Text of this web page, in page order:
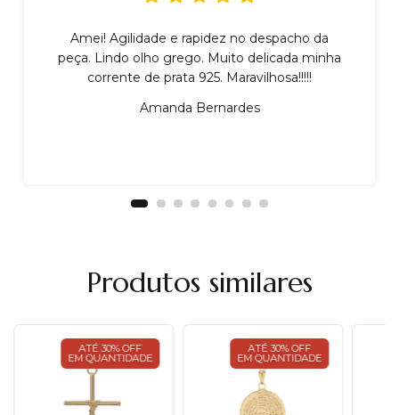
Amei! Agilidade e rapidez no despacho da
peça. Lindo olho grego. Muito delicada minha
corrente de prata 925. Maravilhosa!!!!!
Amanda Bernardes
Produtos similares
ATÉ 30% OFF
EM QUANTIDADE
ATÉ 30% OFF
EM QUANTIDADE